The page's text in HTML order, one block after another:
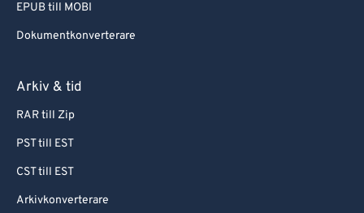
EPUB till MOBI
Dokumentkonverterare
Arkiv & tid
RAR till Zip
PST till EST
CST till EST
Arkivkonverterare